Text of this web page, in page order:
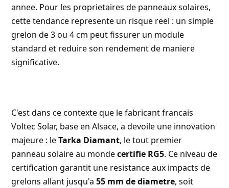
annee. Pour les proprietaires de panneaux solaires,
cette tendance represente un risque reel : un simple
grelon de 3 ou 4 cm peut fissurer un module
standard et reduire son rendement de maniere
significative.
C'est dans ce contexte que le fabricant francais
Voltec Solar, base en Alsace, a devoile une innovation
majeure : leTarka Diamant, le tout premier
panneau solaire au mondecertifie RG5. Ce niveau de
certification garantit une resistance aux impacts de
grelons allant jusqu'a55 mm de diametre, soit